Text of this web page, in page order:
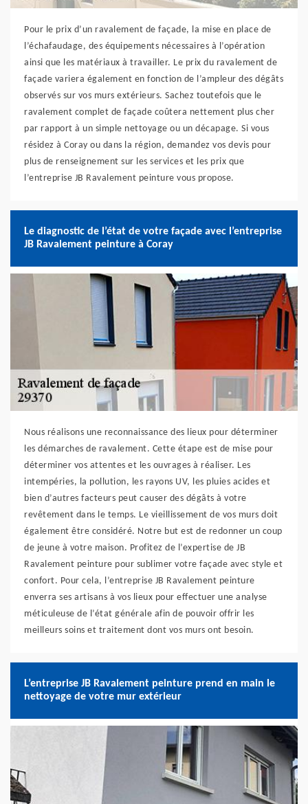
Pour le prix d’un ravalement de façade, la mise en place de
l’échafaudage, des équipements nécessaires à l’opération
ainsi que les matériaux à travailler. Le prix du ravalement de
façade variera également en fonction de l’ampleur des dégâts
observés sur vos murs extérieurs. Sachez toutefois que le
ravalement complet de façade coûtera nettement plus cher
par rapport à un simple nettoyage ou un décapage. Si vous
résidez à Coray ou dans la région, demandez vos devis pour
plus de renseignement sur les services et les prix que
l’entreprise JB Ravalement peinture vous propose.
Le diagnostic de l’état de votre façade avec l’entreprise
JB Ravalement peinture à Coray
Nous réalisons une reconnaissance des lieux pour déterminer
les démarches de ravalement. Cette étape est de mise pour
déterminer vos attentes et les ouvrages à réaliser. Les
intempéries, la pollution, les rayons UV, les pluies acides et
bien d’autres facteurs peut causer des dégâts à votre
revêtement dans le temps. Le vieillissement de vos murs doit
également être considéré. Notre but est de redonner un coup
de jeune à votre maison. Profitez de l’expertise de JB
Ravalement peinture pour sublimer votre façade avec style et
confort. Pour cela, l’entreprise JB Ravalement peinture
enverra ses artisans à vos lieux pour effectuer une analyse
méticuleuse de l’état générale afin de pouvoir offrir les
meilleurs soins et traitement dont vos murs ont besoin.
L’entreprise JB Ravalement peinture prend en main le
nettoyage de votre mur extérieur